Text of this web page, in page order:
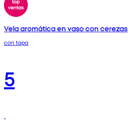
Vela aromática en vaso con cerezas
con tapa
5